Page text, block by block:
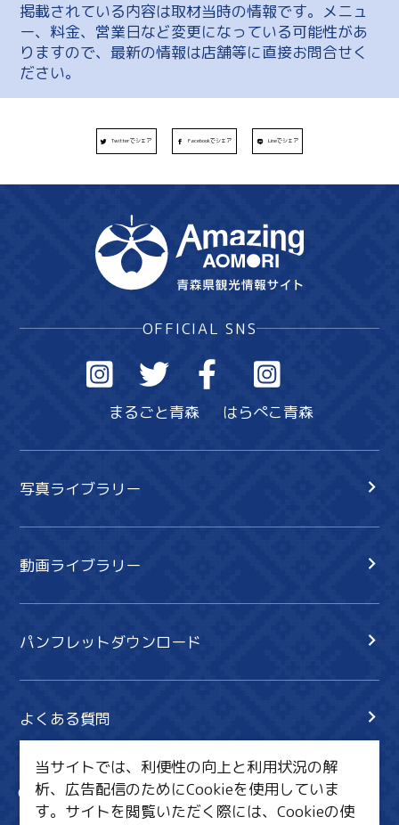
掲載されている内容は取材当時の情報です。メニュ
ー、料金、営業日など変更になっている可能性があ
りますので、最新の情報は店舗等に直接お問合せく
ださい。
Twitterでシェア Facebookでシェア Lineでシェア
OFFICIAL SNS
まるごと青森 はらぺこ青森
写真ライブラリー
動画ライブラリー
パンフレットダウンロード
よくある質問
サイト内検索
共有
当サイトでは、利便性の向上と利用状況の解
析、広告配信のためにCookieを使用していま
す。サイトを閲覧いただく際には、Cookieの使